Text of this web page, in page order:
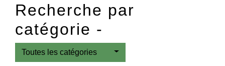
Recherche par
catégorie -
Toutes les catégories